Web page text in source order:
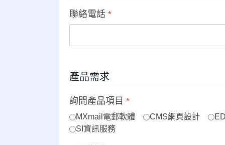
聯絡電話 *
產品需求
詢問產品項目 *
MXmail電郵軟體 CMS網頁設計
SI資訊服務